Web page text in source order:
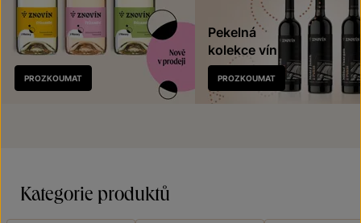
Nově
v prodeji
PROZKOUMAT
Pekelná
kolekce vín
PROZKOUMAT
Kategorie produktů